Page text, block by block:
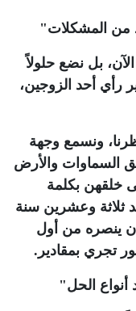
من المشكلات"
بل نضع حلولاً
رأي أحد الزوجين،
ونسمع وجهة
السماوات والأرض
خلقهن بكلمة
ثلاثة وعشرين سنة
ينصره من أول
تجري بمقادير .
أنواع الحل"